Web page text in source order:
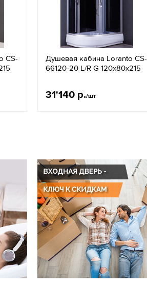
CS-
Душевая кабина Loranto CS-
66120-20 L/R G 120х80х215
31'140 р./шт